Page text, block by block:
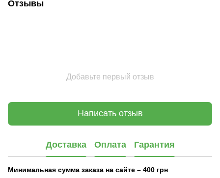
Отзывы
Добавьте первый отзыв
Написать отзыв
Доставка Оплата Гарантия
Минимальная сумма заказа на сайте – 400 грн